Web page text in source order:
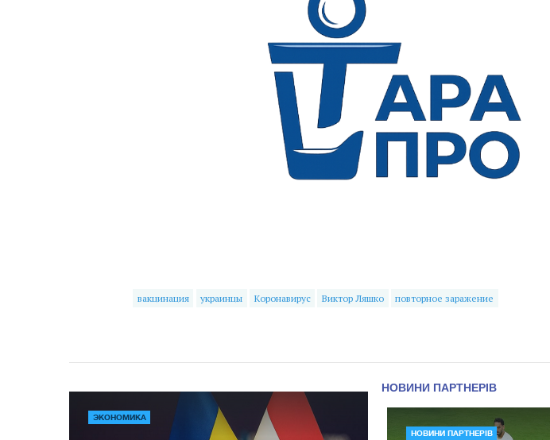
вакцинация украинцы Коронавирус Виктор Ляшко повторное заражение
ЭКОНОМИКА